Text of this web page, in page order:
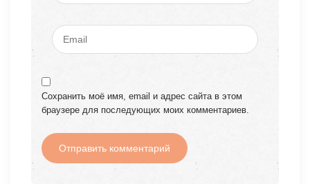
Сохранить моё имя, email и адрес сайта в этом
браузере для последующих моих комментариев.